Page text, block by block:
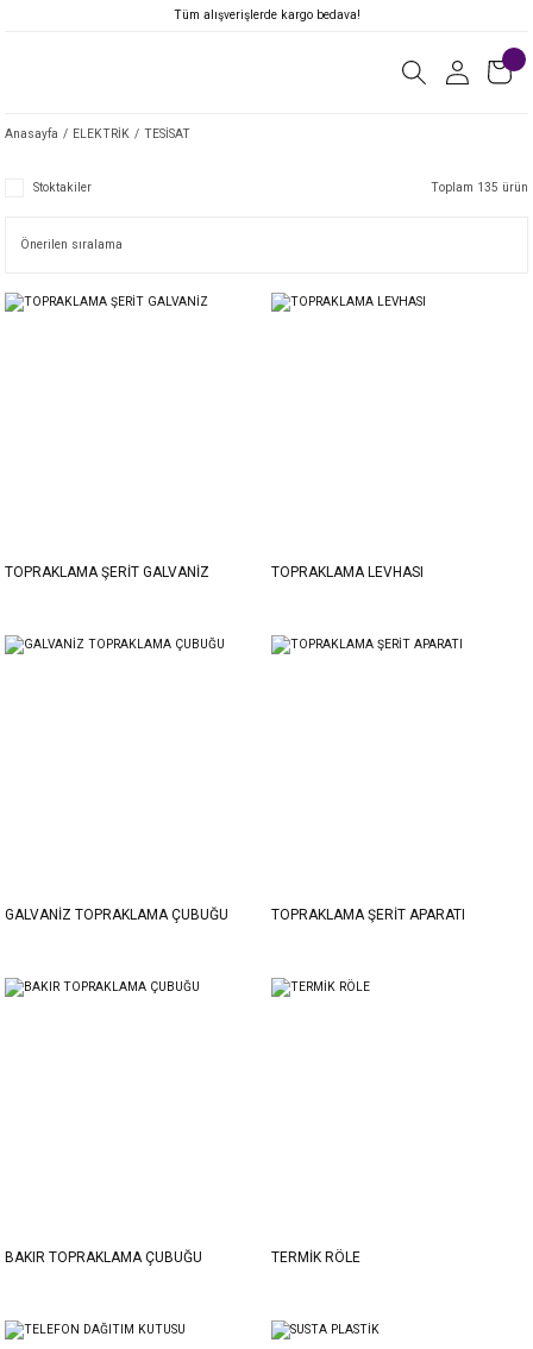
Tüm alışverişlerde kargo bedava!
Anasayfa ELEKTRİK TESİSAT
Stoktakiler Toplam 135 ürün
TOPRAKLAMA ŞERİT GALVANİZ TOPRAKLAMA LEVHASI
GALVANİZ TOPRAKLAMA ÇUBUĞU TOPRAKLAMA ŞERİT APARATI
BAKIR TOPRAKLAMA ÇUBUĞU TERMİK RÖLE